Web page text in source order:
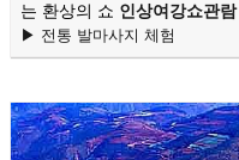
는 환상의 쇼 인상여강쇼관람
▶ 전통 발마사지 체험